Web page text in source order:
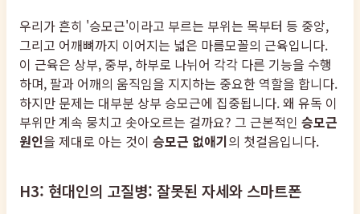
우리가 흔히 '승모근'이라고 부르는 부위는 목부터 등 중앙,
그리고 어깨뼈까지 이어지는 넓은 마름모꼴의 근육입니다.
이 근육은 상부, 중부, 하부로 나뉘어 각각 다른 기능을 수행
하며, 팔과 어깨의 움직임을 지지하는 중요한 역할을 합니다.
하지만 문제는 대부분 상부 승모근에 집중됩니다. 왜 유독 이
부위만 계속 뭉치고 솟아오르는 걸까요? 그 근본적인 승모근
원인을 제대로 아는 것이 승모근 없애기의 첫걸음입니다.
H3: 현대인의 고질병: 잘못된 자세와 스마트폰